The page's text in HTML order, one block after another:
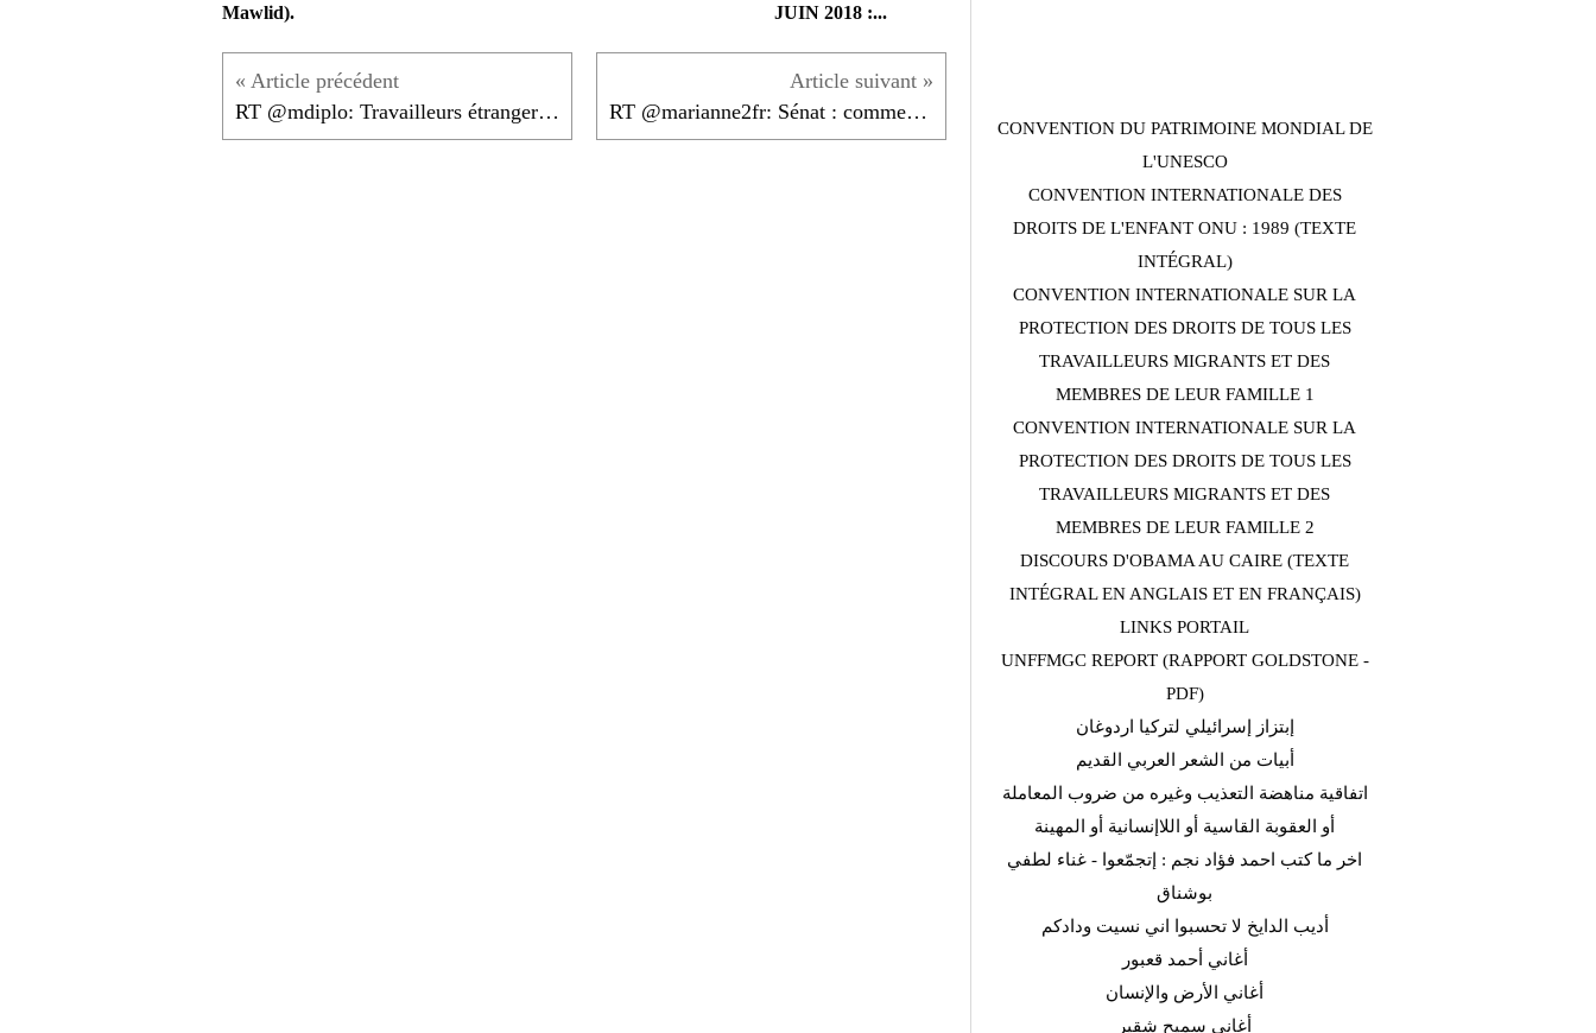
Mawlid).
JUIN 2018 :...
RT @mdiplo: Travailleurs étrangers du Golfe :... RT @marianne2fr: Sénat : comment la droite compte...
CONVENTION DU PATRIMOINE MONDIAL DE
L'UNESCO
CONVENTION INTERNATIONALE DES
DROITS DE L'ENFANT ONU : 1989 (TEXTE
INTÉGRAL)
CONVENTION INTERNATIONALE SUR LA
PROTECTION DES DROITS DE TOUS LES
TRAVAILLEURS MIGRANTS ET DES
MEMBRES DE LEUR FAMILLE 1
CONVENTION INTERNATIONALE SUR LA
PROTECTION DES DROITS DE TOUS LES
TRAVAILLEURS MIGRANTS ET DES
MEMBRES DE LEUR FAMILLE 2
DISCOURS D'OBAMA AU CAIRE (TEXTE
INTÉGRAL EN ANGLAIS ET EN FRANÇAIS)
LINKS PORTAIL
UNFFMGC REPORT (RAPPORT GOLDSTONE -
PDF)
إبتزاز إسرائيلي لتركيا اردوغان
أبيات من الشعر العربي القديم
اتفاقية مناهضة التعذيب وغيره من ضروب المعاملة
أو العقوبة القاسية أو اللاإنسانية أو المهينة
اخر ما كتب احمد فؤاد نجم : إتجمّعوا - غناء لطفي
بوشناق
أديب الدايخ لا تحسبوا اني نسيت ودادكم
أغاني أحمد قعبور
أغاني الأرض والإنسان
أغاني سميح شقير